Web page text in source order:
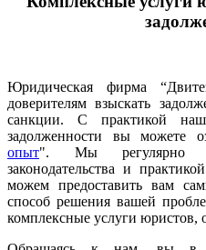
Юридическая фирма
доверителям взыскать
санкции. С практикой
задолженности вы можете
опыт". Мы регулярно
законодательства и
можем предоставить вам
способ решения вашей
комплексные услуги юристов,